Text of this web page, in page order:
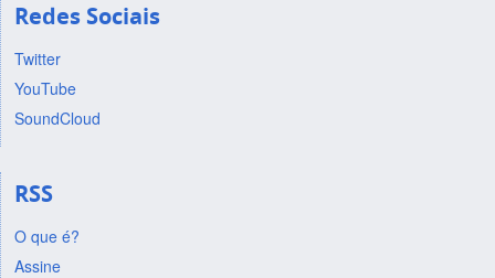
Redes Sociais
Twitter
YouTube
SoundCloud
RSS
O que é?
Assine